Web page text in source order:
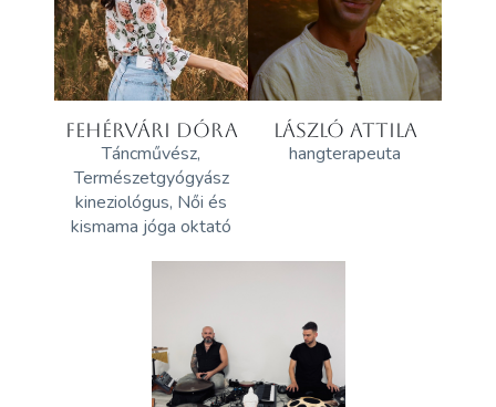
FEHÉRVÁRI DÓRA
Táncművész,
Természetgyógyász
kineziológus, Női és
kismama jóga oktató
LÁSZLÓ ATTILA
hangterapeuta